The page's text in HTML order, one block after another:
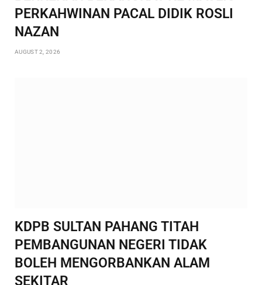
PERKAHWINAN PACAL DIDIK ROSLI
NAZAN
AUGUST 2, 2026
KDPB SULTAN PAHANG TITAH
PEMBANGUNAN NEGERI TIDAK
BOLEH MENGORBANKAN ALAM
SEKITAR